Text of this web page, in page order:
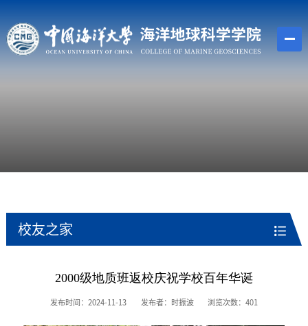
校友之家
2000级地质班返校庆祝学校百年华诞
发布时间：2024-11-13 发布者：时振波 浏览次数：401